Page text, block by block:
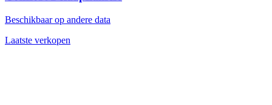
Beschikbaar op andere data
Laatste verkopen